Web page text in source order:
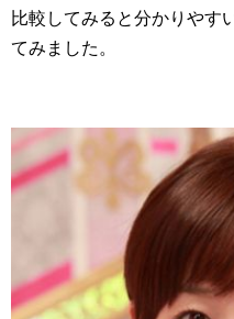
比較してみると分かりやす
てみました。